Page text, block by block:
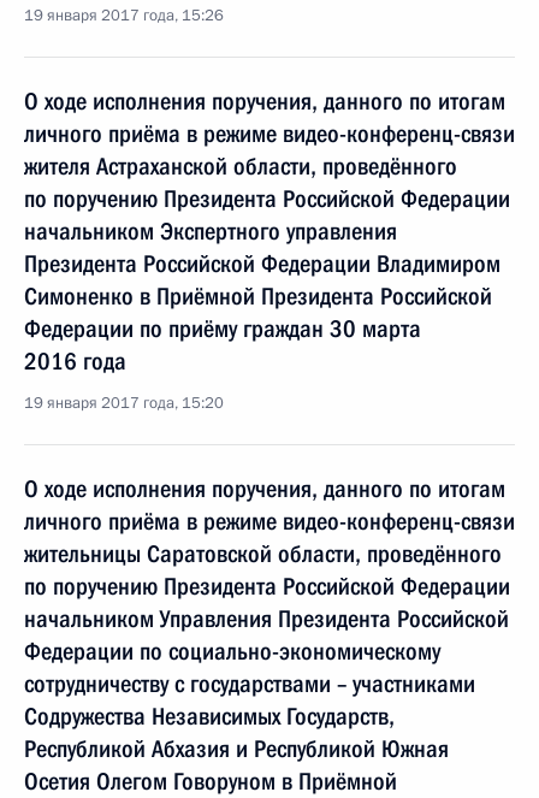
19 января 2017 года, 15:26
О ходе исполнения поручения, данного по итогам
личного приёма в режиме видео-конференц-связи
жителя Астраханской области, проведённого
по поручению Президента Российской Федерации
начальником Экспертного управления
Президента Российской Федерации Владимиром
Симоненко в Приёмной Президента Российской
Федерации по приёму граждан 30 марта
2016 года
19 января 2017 года, 15:20
О ходе исполнения поручения, данного по итогам
личного приёма в режиме видео-конференц-связи
жительницы Саратовской области, проведённого
по поручению Президента Российской Федерации
начальником Управления Президента Российской
Федерации по социально-экономическому
сотрудничеству с государствами – участниками
Содружества Независимых Государств,
Республикой Абхазия и Республикой Южная
Осетия Олегом Говоруном в Приёмной